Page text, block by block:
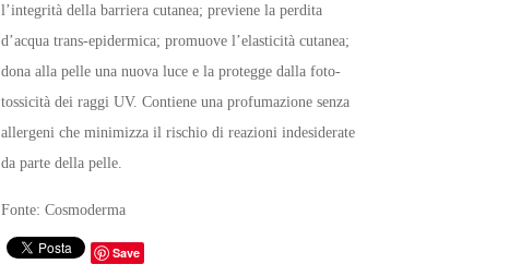
l’integrità della barriera cutanea; previene la perdita
d’acqua trans-epidermica; promuove l’elasticità cutanea;
dona alla pelle una nuova luce e la protegge dalla foto-
tossicità dei raggi UV. Contiene una profumazione senza
allergeni che minimizza il rischio di reazioni indesiderate
da parte della pelle.
Fonte: Cosmoderma
Save